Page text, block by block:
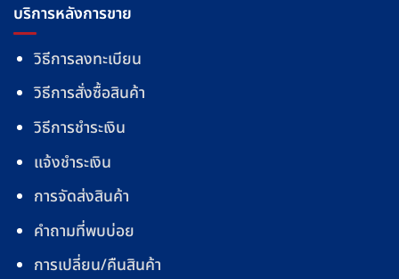
บริการหลังการขาย
วิธีการลงทะเบียน
วิธีการสั่งซื้อสินค้า
วิธีการชำระเงิน
แจ้งชำระเงิน
การจัดส่งสินค้า
คำถามที่พบบ่อย
การเปลี่ยน/คืนสินค้า